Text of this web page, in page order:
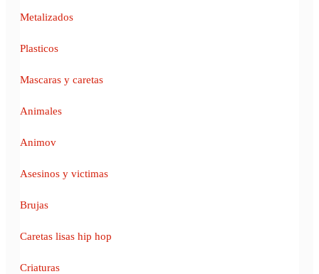
Metalizados
Plasticos
Mascaras y caretas
Animales
Animov
Asesinos y victimas
Brujas
Caretas lisas hip hop
Criaturas